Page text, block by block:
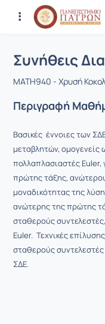
Αρχική Σελίδα
Μάθημα :
Κωδικός :
Συνήθεις
MATH940 - Χρυσή
Περιγραφή
Βασικές έννοιες των
μεταβλητών, ομογενείς
πολλαπλασιαστές Euler,
πρώτης τάξης,
μοναδικότητας της
ανώτερης της πρώτης
σταθερούς
Euler. Τεχνικές
σταθερούς
ΣΔΕ.